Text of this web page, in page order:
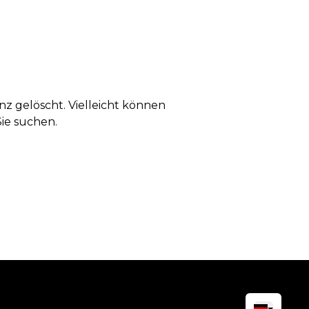
gelöscht. Vielleicht können
suchen.